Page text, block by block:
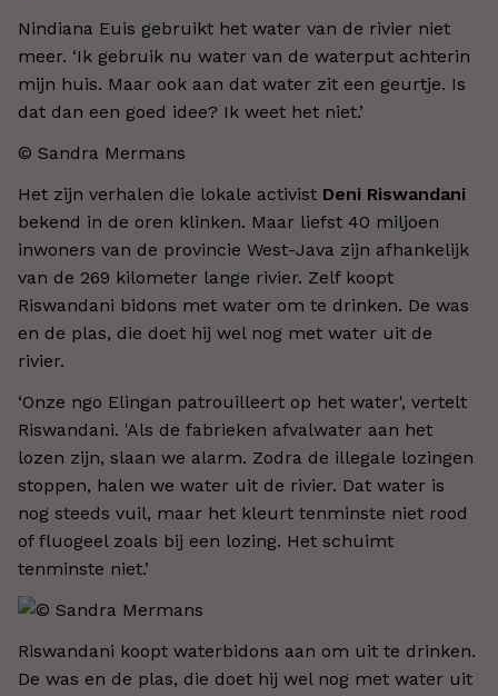
Nindiana Euis gebruikt het water van de rivier niet
meer. ‘Ik gebruik nu water van de waterput achterin
mijn huis. Maar ook aan dat water zit een geurtje. Is
dat dan een goed idee? Ik weet het niet.’
© Sandra Mermans
Het zijn verhalen die lokale activist Deni Riswandani
bekend in de oren klinken. Maar liefst 40 miljoen
inwoners van de provincie West-Java zijn afhankelijk
van de 269 kilometer lange rivier. Zelf koopt
Riswandani bidons met water om te drinken. De was
en de plas, die doet hij wel nog met water uit de
rivier.
‘Onze ngo Elingan patrouilleert op het water', vertelt
Riswandani. 'Als de fabrieken afvalwater aan het
lozen zijn, slaan we alarm. Zodra de illegale lozingen
stoppen, halen we water uit de rivier. Dat water is
nog steeds vuil, maar het kleurt tenminste niet rood
of fluogeel zoals bij een lozing. Het schuimt
tenminste niet.’
Riswandani koopt waterbidons aan om uit te drinken.
De was en de plas, die doet hij wel nog met water uit